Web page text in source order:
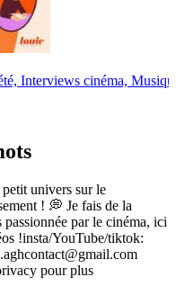
Interviews cinéma,
univers sur le
! 💭 Je fais de la
par le cinéma, ici
!insta/YouTube/tiktok:
pour plus